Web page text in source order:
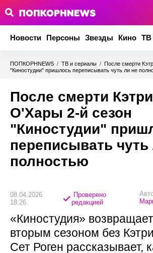
Новости Персоны Звезды Кино ТВ
ПОПКОРНNEWS / ТВ и сериалы / После смерти
"Киностудии" пришлось переписывать чуть ли не
После смерти
О'Хары 2-й сезон
"Киностудии"
переписывать чуть
полностью
08.04.2026
18:26
Проверено
редакцией
«Киностудия»
вторым сезоном без
Сет Роген рассказывает,